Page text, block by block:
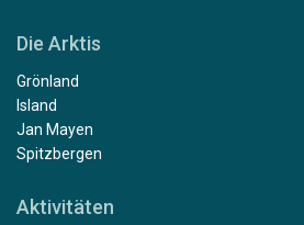
Die Arktis
Grönland
Island
Jan Mayen
Spitzbergen
Aktivitäten